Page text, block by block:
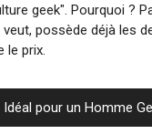
geek". Pourquoi ?
possède déjà les
le prix.
pour un Homme